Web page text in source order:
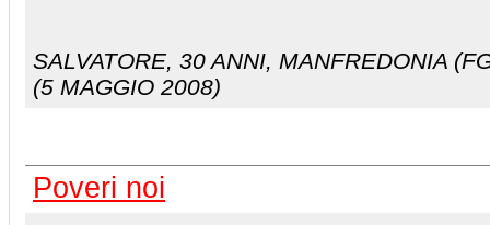
SALVATORE, 30 ANNI, MANFREDONIA
(5 MAGGIO 2008)
Poveri noi